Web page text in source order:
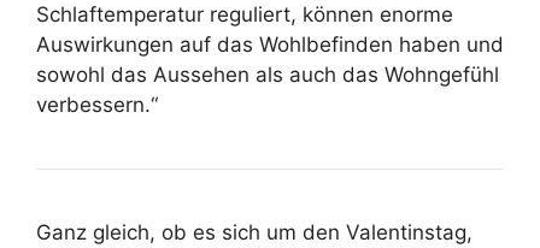
Schlaftemperatur reguliert, können enorme
Auswirkungen auf das Wohlbefinden haben und
sowohl das Aussehen als auch das Wohngefühl
verbessern.“
Ganz gleich, ob es sich um den Valentinstag,